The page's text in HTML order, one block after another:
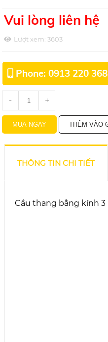
Vui lòng liên hệ
Lượt xem:3603
Phone: 0913 220 368
- +
THÔNG TIN CHI TIẾT
Cầu thang bằng kính 3